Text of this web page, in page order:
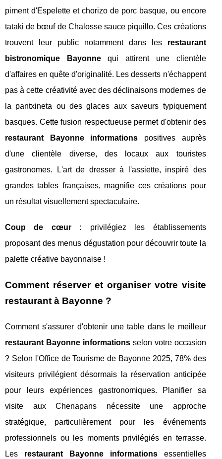
piment d'Espelette et chorizo de porc basque, ou encore
tataki de bœuf de Chalosse sauce piquillo. Ces créations
trouvent leur public notamment dans les restaurant
bistronomique Bayonnequi attirent une clientèle
d'affaires en quête d'originalité. Les desserts n'échappent
pas à cette créativité avec des déclinaisons modernes de
la pantxineta ou des glaces aux saveurs typiquement
basques. Cette fusion respectueuse permet d'obtenir des
restaurant Bayonne informations positives auprès
d'une clientèle diverse, des locaux aux touristes
gastronomes. L'art de dresser à l'assiette, inspiré des
grandes tables françaises, magnifie ces créations pour
un résultat visuellement spectaculaire.
Coup de cœur : privilégiez les établissements
proposant des menus dégustation pour découvrir toute la
palette créative bayonnaise !
Comment réserver et organiser votre visite
restaurant à Bayonne ?
Comment s'assurer d'obtenir une table dans le meilleur
restaurant Bayonne informationsselon votre occasion
? Selon l'Office de Tourisme de Bayonne 2025, 78% des
visiteurs privilégient désormais la réservation anticipée
pour leurs expériences gastronomiques. Planifier sa
visite aux Chenapans nécessite une approche
stratégique, particulièrement pour les événements
professionnels ou les moments privilégiés en terrasse.
Les restaurant Bayonne informationsessentielles